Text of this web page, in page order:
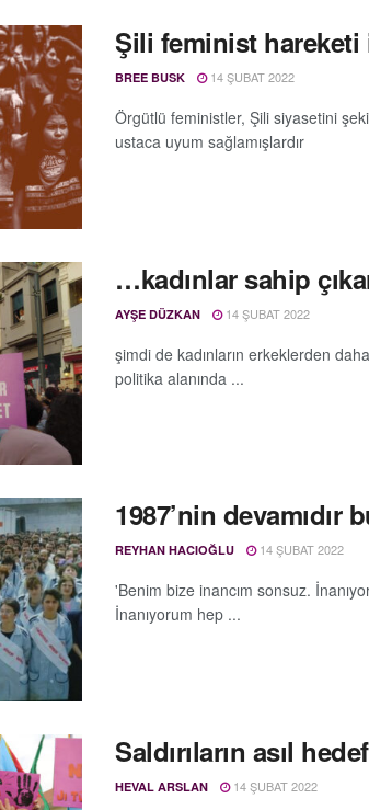
Şili feminist hareketi
BREE BUSK 14 ŞUBAT 2022
Örgütlü feministler, Şili siyasetini
ustaca uyum sağlamışlardır
…kadınlar sahip
AYŞE DÜZKAN 14 ŞUBAT 2022
şimdi de kadınların erkeklerden
politika alanında ...
1987’nin devamıdır
REYHAN HACIOĞLU 14 ŞUBAT 2022
'Benim bize inancım sonsuz.
İnanıyorum hep ...
Saldırıların asıl
HEVAL ARSLAN 14 ŞUBAT 2022